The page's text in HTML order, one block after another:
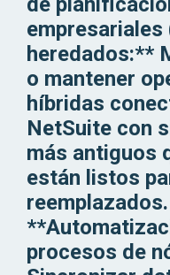
empresariales
heredados:**
o mantener
híbridas
NetSuite con
más antiguos
están listos
procesos de